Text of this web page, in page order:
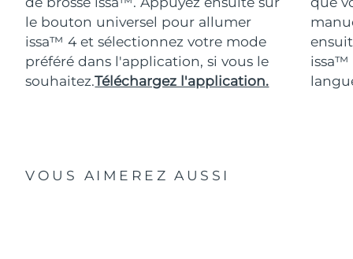
le bouton universel pour allumer
issa™ 4 et sélectionnez votre mode
préféré dans l'application, si vous le
souhaitez.Téléchargez l'application.
issa™
VOUS AIMEREZ AUSSI